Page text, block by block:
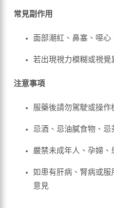
常見副作用
面部潮紅、鼻塞、噁心
若出現視力模糊或視
注意事項
服藥後請勿駕駛或操作
忌酒、忌油膩食物、忌
嚴禁未成年人、孕婦、
如患有肝病、腎病或服
意見